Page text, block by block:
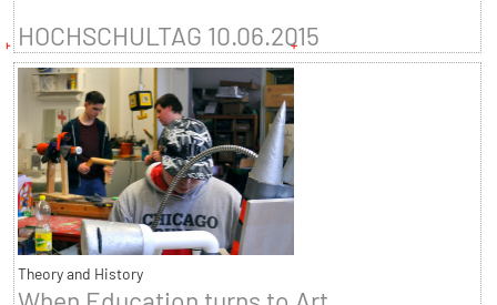
HOCHSCHULTAG 10.06.2015
Theory and History